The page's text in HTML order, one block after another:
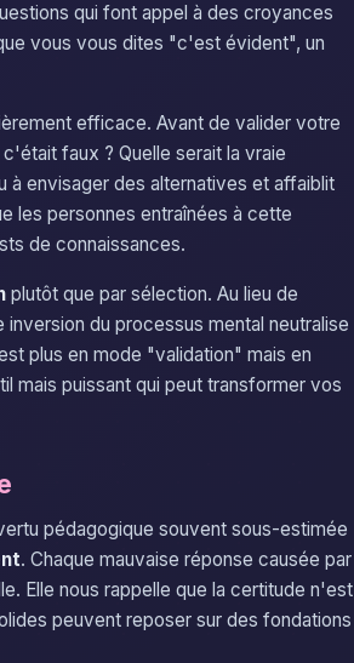
qui font appel à des croyances
vous vous dites "c'est évident", un
efficace. Avant de valider votre
faux ? Quelle serait la vraie
envisager des alternatives et affaiblit
les personnes entraînées à cette
de connaissances.
plutôt que par sélection. Au lieu de
du processus mental neutralise
plus en mode "validation" mais en
mais puissant qui peut transformer vos
pédagogique souvent sous-estimée
. Chaque mauvaise réponse causée par
Elle nous rappelle que la certitude n'est
peuvent reposer sur des fondations